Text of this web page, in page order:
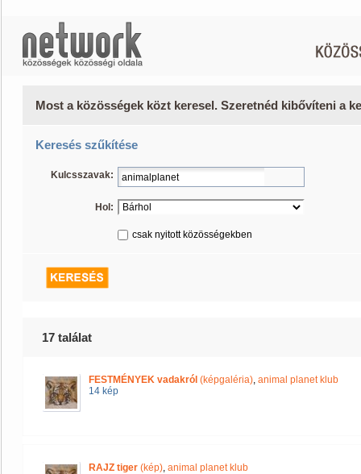
Most a közösségek közt keresel. Szeretnéd kibővíteni a
Keresés szűkítése
Kulcsszavak:
Hol:
csak nyitott közösségekben
17 találat
FESTMÉNYEK vadakról (képgaléria), animal planet klub
14 kép
RAJZ tiger (kép), animal planet klub